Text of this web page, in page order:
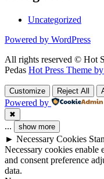
Uncategorized
Powered by WordPress
All rights reserved © Hot
Pedas Hot Press Theme
Customize Reject All
Powered by
✖
... show more
► Necessary Cookies
Necessary cookies enable
and consent preference
data.